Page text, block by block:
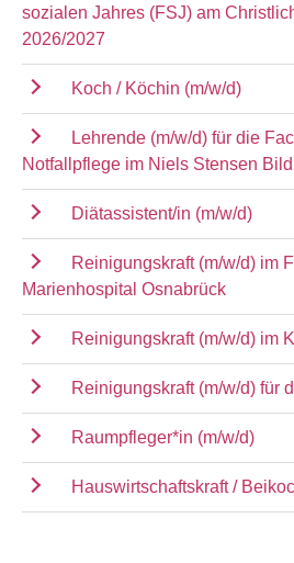
sozialen Jahres (FSJ) am
2026/2027
Koch / Köchin (m/w/d)
Lehrende (m/w/d) für die
Notfallpflege im Niels Stensen
Diätassistent/in (m/w/d)
Reinigungskraft (m/w/d) im
Marienhospital Osnabrück
Reinigungskraft (m/w/d) im
Reinigungskraft (m/w/d) für
Raumpfleger*in (m/w/d)
Hauswirtschaftskraft /